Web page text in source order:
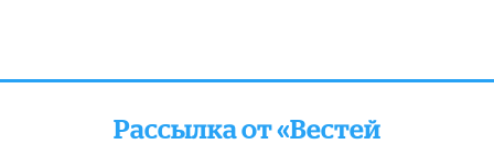
Рассылка от «Вестей